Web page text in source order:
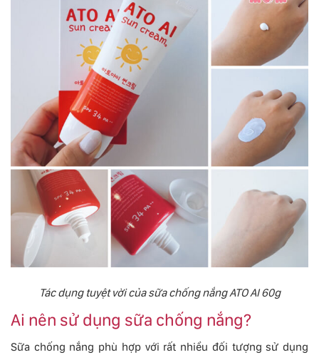
Tác dụng tuyệt vời của sữa chống nắng ATO AI 60g
Ai nên sử dụng sữa chống nắng?
Sữa chống nắng phù hợp với rất nhiều đối tượng sử dụng